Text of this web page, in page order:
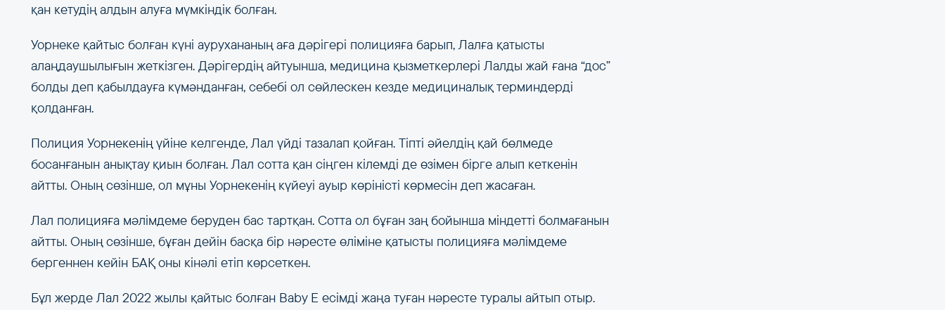
қан кетудің алдын алуға мүмкіндік болған.
Уорнеке қайтыс болған күні аурухананың аға дәрігері полицияға барып, Лалға қатысты
алаңдаушылығын жеткізген. Дәрігердің айтуынша, медицина қызметкерлері Лалды жай ғана “дос”
болды деп қабылдауға күмәнданған, себебі ол сөйлескен кезде медициналық терминдерді
қолданған.
Полиция Уорнекенің үйіне келгенде, Лал үйді тазалап қойған. Тіпті әйелдің қай бөлмеде
босанғанын анықтау қиын болған. Лал сотта қан сіңген кілемді де өзімен бірге алып кеткенін
айтты. Оның сөзінше, ол мұны Уорнекенің күйеуі ауыр көріністі көрмесін деп жасаған.
Лал полицияға мәлімдеме беруден бас тартқан. Сотта ол бұған заң бойынша міндетті болмағанын
айтты. Оның сөзінше, бұған дейін басқа бір нәресте өліміне қатысты полицияға мәлімдеме
бергеннен кейін БАҚ оны кінәлі етіп көрсеткен.
Бұл жерде Лал 2022 жылы қайтыс болған Baby E есімді жаңа туған нәресте туралы айтып отыр.